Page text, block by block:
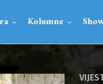
Kolumne